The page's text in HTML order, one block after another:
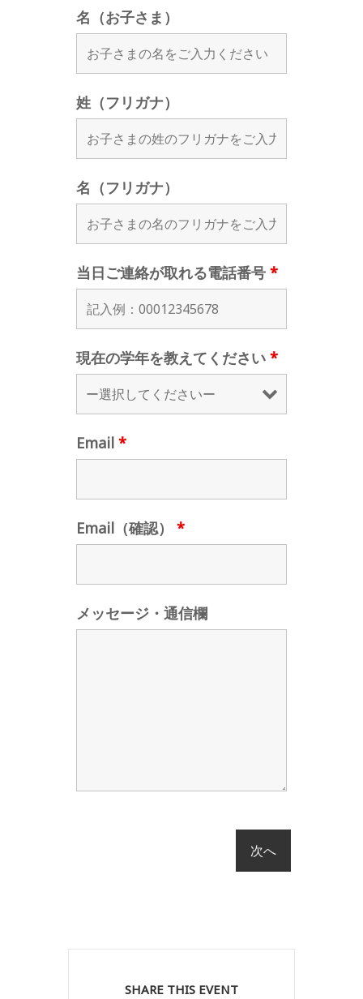
名（お子さま）
姓（フリガナ）
名（フリガナ）
当日ご連絡が取れる電話番号 *
現在の学年を教えてください *
Email *
Email（確認） *
メッセージ・通信欄
SHARE THIS EVENT